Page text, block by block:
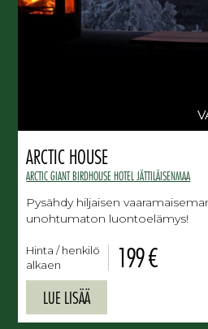
ARCTIC HOUSE
ARCTIC GIANT BIRDHOUSE HOTEL JÄTTILÄISENMAA
Pysähdy hiljaisen
unohtumaton luontoelämys!
Hinta / henkilö
alkaen
199 €
LUE LISÄÄ